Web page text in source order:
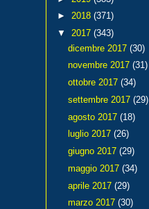
► 2018 (371)
▼ 2017 (343)
dicembre 2017 (30)
novembre 2017 (31)
ottobre 2017 (34)
settembre 2017 (29)
agosto 2017 (18)
luglio 2017 (26)
giugno 2017 (29)
maggio 2017 (34)
aprile 2017 (29)
marzo 2017 (30)